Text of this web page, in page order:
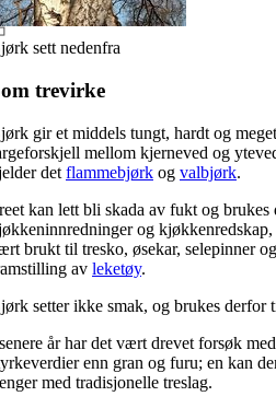
sett nedenfra
trevirke
gir et middels tungt, hardt og
mellom kjerneved og
det flammebjørk og valbjørk.
kan lett bli skada av fukt og
og
brukt til tresko, øsekar, selepinner
av leketøy.
setter ikke smak, og brukes derfor
år har det vært drevet forsøk
enn gran og furu; en kan
med tradisjonelle treslag.